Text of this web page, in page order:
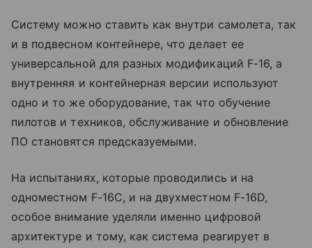
Систему можно ставить как внутри самолета, так
и в подвесном контейнере, что делает ее
универсальной для разных модификаций F-16, а
внутренняя и контейнерная версии используют
одно и то же оборудование, так что обучение
пилотов и техников, обслуживание и обновление
ПО становятся предсказуемыми.
На испытаниях, которые проводились и на
одноместном F-16C, и на двухместном F-16D,
особое внимание уделяли именно цифровой
архитектуре и тому, как система реагирует в